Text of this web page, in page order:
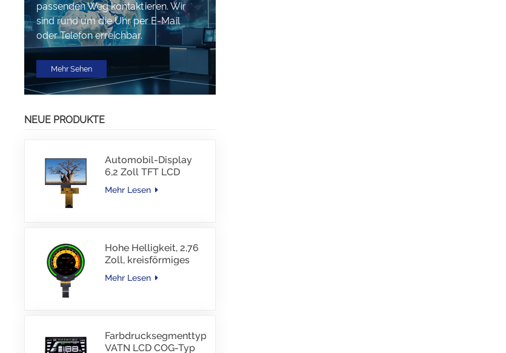
passenden Weg kontaktieren. Wir
sind rund um die Uhr per E-Mail
oder Telefon erreichbar.
Mehr Sehen
NEUE PRODUKTE
Automobil-Display
6,2 Zoll TFT LCD
1024*600 IPS TFT-
Schnittstellentreiber-
Mehr Lesen
Hohe Helligkeit, 2,76
Zoll, kreisförmiges
TFT-Display, 480 x
480 Auflösung, 1000
Mehr Lesen
Farbdrucksegmenttyp
VATN LCD COG-Typ